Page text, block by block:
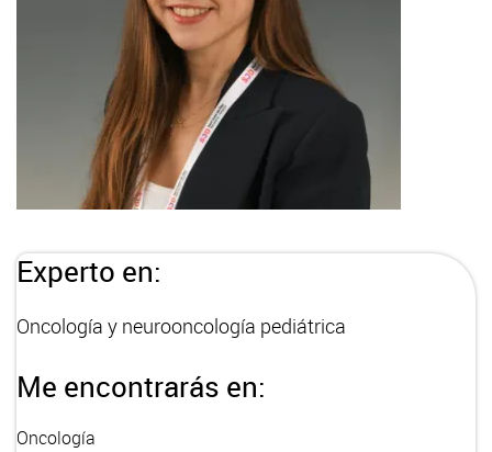
Experto en:
Oncología y neurooncología pediátrica
Me encontrarás en:
Oncología